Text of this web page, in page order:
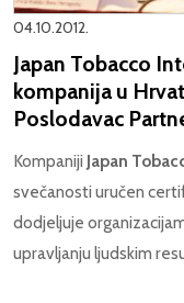
04.10.2012.
Japan Tobacco
kompanija u
Poslodavac
Kompaniji Japan
svečanosti uručen
dodjeljuje
upravljanju ljudskim